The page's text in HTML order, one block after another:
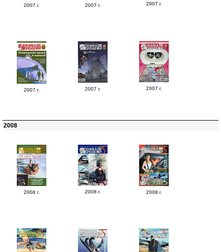
2007 г. 2007 г. 2007 г.
2007 г. 2007 г. 2007 г.
2008
2008 г. 2008 г. 2008 г.